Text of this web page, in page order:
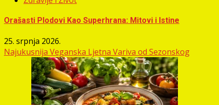
Orašasti Plodovi Kao Superhrana: Mitovi i Istine
25. srpnja 2026.
Najukusnija Veganska Ljetna Variva od Sezonskog